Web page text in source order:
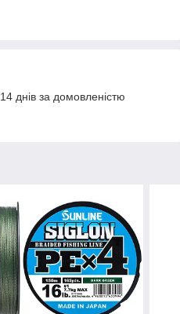
днів за домовленістю